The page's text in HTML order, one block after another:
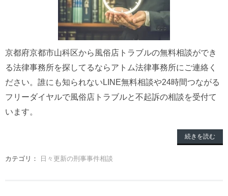
京都府京都市山科区から風俗店トラブルの無料相談ができ
る法律事務所を探してるならアトム法律事務所にご連絡く
ださい。誰にも知られないLINE無料相談や24時間つながる
フリーダイヤルで風俗店トラブルと不起訴の相談を受付て
います。
続きを読む
カテゴリ： 日々更新の刑事事件相談